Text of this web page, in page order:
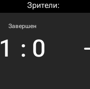
Зрители:
Завершен
1 : 0